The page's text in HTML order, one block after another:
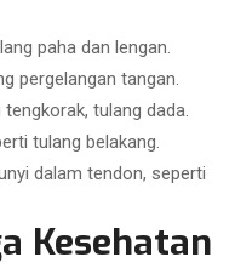
paha dan lengan.
pergelangan tangan.
tulang dada.
tulang belakang.
dalam tendon, seperti
Kesehatan